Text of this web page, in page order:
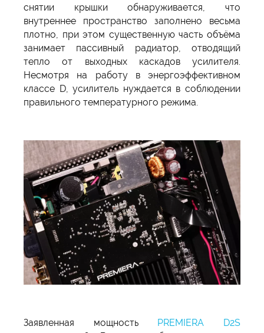
снятии крышки обнаруживается, что
внутреннее пространство заполнено весьма
плотно, при этом существенную часть объёма
занимает пассивный радиатор, отводящий
тепло от выходных каскадов усилителя.
Несмотря на работу в энергоэффективном
классе D, усилитель нуждается в соблюдении
правильного температурного режима.
Заявленная мощность PREMIERA D2S